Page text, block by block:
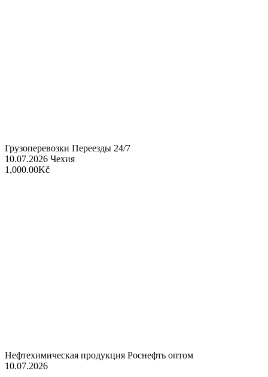
Грузоперевозки Переезды 24/7
10.07.2026 Чехия
1,000.00Kč
Нефтехимическая продукция Роснефть оптом
10.07.2026